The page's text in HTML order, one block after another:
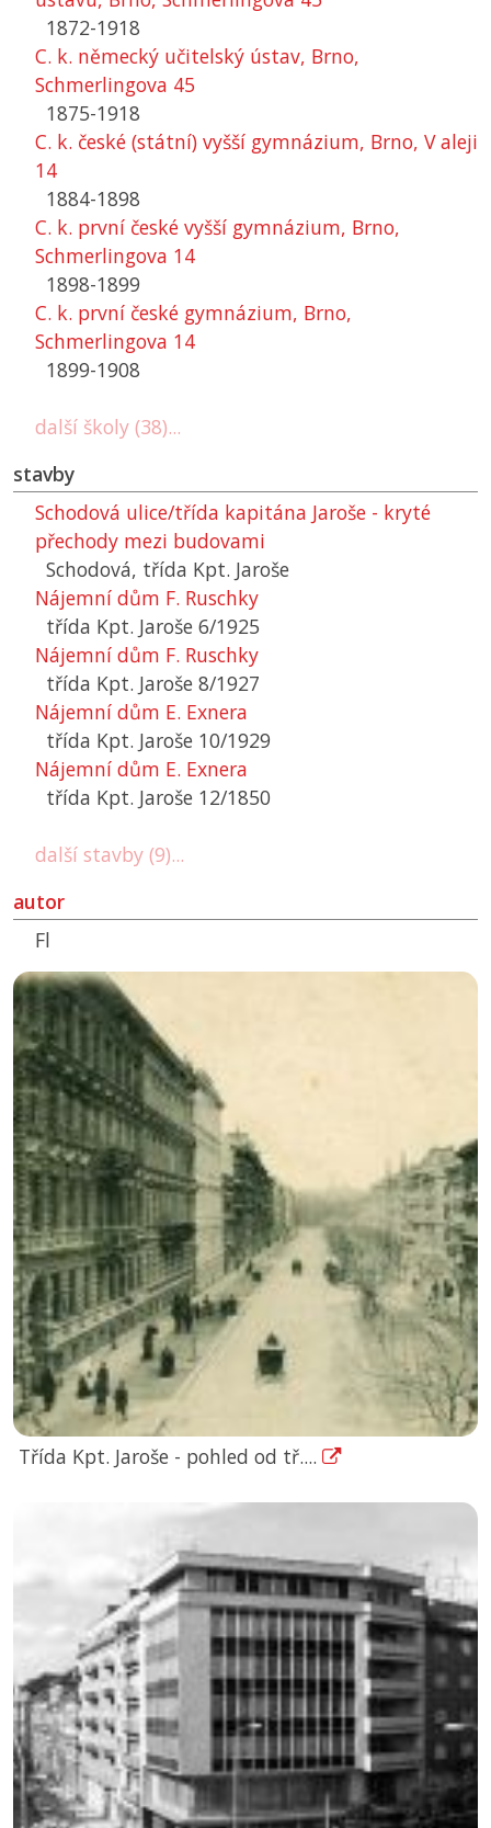
1872-1918
C. k. německý učitelský ústav, Brno,
Schmerlingova 45
1875-1918
C. k. české (státní) vyšší gymnázium, Brno, V aleji
14
1884-1898
C. k. první české vyšší gymnázium, Brno,
Schmerlingova 14
1898-1899
C. k. první české gymnázium, Brno,
Schmerlingova 14
1899-1908
další školy (38)...
stavby
Schodová ulice/třída kapitána Jaroše - kryté
přechody mezi budovami
Schodová, třída Kpt. Jaroše
Nájemní dům F. Ruschky
třída Kpt. Jaroše 6/1925
Nájemní dům F. Ruschky
třída Kpt. Jaroše 8/1927
Nájemní dům E. Exnera
třída Kpt. Jaroše 10/1929
Nájemní dům E. Exnera
třída Kpt. Jaroše 12/1850
další stavby (9)...
autor
Fl
Třída Kpt. Jaroše - pohled od tř....